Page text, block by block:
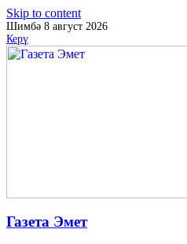
Skip to content
Шимбә 8 август 2026
Керү
Газета Эмет